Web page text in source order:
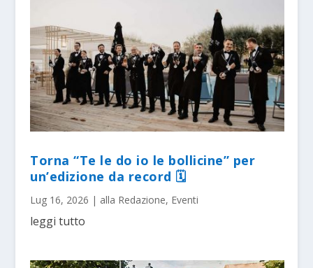
Torna “Te le do io le bollicine” per
un’edizione da record 🗓
Lug 16, 2026 | alla Redazione, Eventi
leggi tutto